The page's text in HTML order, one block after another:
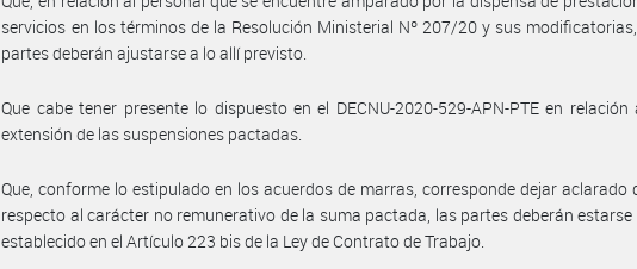
servicios en los términos de la Resolución Ministerial Nº 207/20 y sus
partes deberán ajustarse a lo allí previsto.
Que cabe tener presente lo dispuesto en el DECNU-2020-529-APN-PTE en relación
extensión de las suspensiones pactadas.
Que, conforme lo estipulado en los acuerdos de marras, corresponde dejar aclarado
respecto al carácter no remunerativo de la suma pactada, las partes deberán estarse
establecido en el Artículo 223 bis de la Ley de Contrato de Trabajo.